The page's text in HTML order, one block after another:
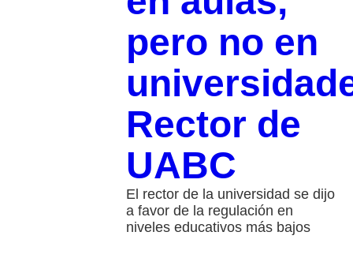
pero no en
Rector de
UABC
El rector de la universidad se dijo
a favor de la regulación en
niveles educativos más bajos